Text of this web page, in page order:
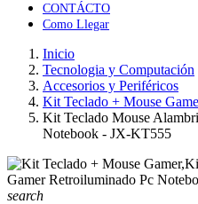
CONTÁCTO
Como Llegar
Inicio
Tecnologia y Computación
Accesorios y Periféricos
Kit Teclado + Mouse
Kit Teclado Mouse
Notebook - JX-KT555
search